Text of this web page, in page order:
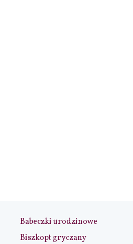
Babeczki urodzinowe
Biszkopt gryczany